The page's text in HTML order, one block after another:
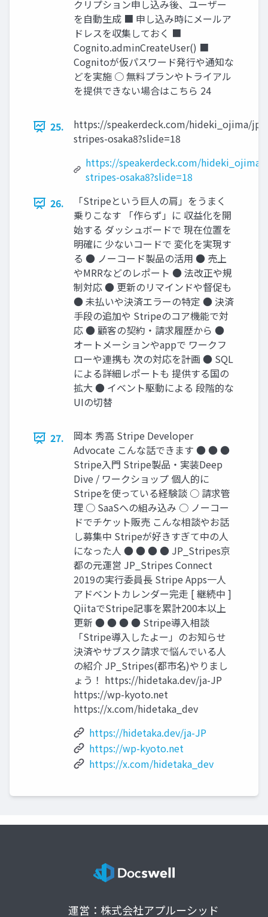
クリプション申し込み後、ユーザー
を自動生成 ■ 申し込み時にメールア
ドレスを収集しておく ■
Cognito.adminCreateUser() ■
Cognitoが仮パスワード発行や通知な
どを実施 ○ 無料プランやトライアル
を提供できない場合はこちら 24
25.
https://speakerdeck.com/hideki_ojima/jp-
stripes-osaka8?slide=18
https://speakerdeck.com/hideki_ojima/
stripes-osaka8?slide=18
26.
「Stripeという巨人の肩」をうまく
乗りこなす 「作らず」に 収益化を開
始する ダッシュボードで 現在位置を
明確に 少ないコードで 変化を実現す
る ● ノーコード製品の活用 ● 売上
やMRRなどのレポート ● 法改正や規
制対応 ● 更新のリマインドや督促も
● 未払いや決済エラーの特定 ● 決済
手段の追加や Stripeのコア機能で対
応 ● 顧客の契約・請求履歴から ●
オートメーションやappで ワークフ
ローや連携も 次の対応を計画 ● SQL
による詳細レポートも 提供する国の
拡大 ● イベント駆動による 段階的な
UIの切替
27.
岡本 秀高 Stripe Developer
Advocate こんな話できます ● ● ●
Stripe入門 Stripe製品・実装Deep
Dive / ワークショップ 個人的に
Stripeを使っている経験談 ○ 請求管
理 ○ SaaSへの組み込み ○ ノーコー
ドでチケット販売 こんな相談やお話
し募集中 Stripeが好きすぎて中の人
になった人 ● ● ● ● JP_Stripes京
都の元運営 JP_Stripes Connect
2019の実行委員長 Stripe Apps一人
アドベントカレンダー完走 [ 継続中 ]
QiitaでStripe記事を累計200本以上
更新 ● ● ● ● Stripe導入相談
「Stripe導入したよー」のお知らせ
決済やサブスク請求で悩んでいる人
の紹介 JP_Stripes(都市名)やりまし
ょう！ https://hidetaka.dev/ja-JP
https://wp-kyoto.net
https://x.com/hidetaka_dev
https://hidetaka.dev/ja-JP
https://wp-kyoto.net
https://x.com/hidetaka_dev
運営：株式会社アプルーシッド